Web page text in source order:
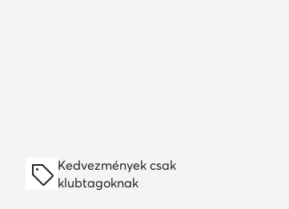
Kedvezmények csak
klubtagoknak